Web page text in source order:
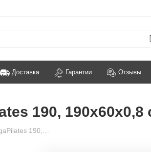
Доставка Гарантии Отзывы
190,